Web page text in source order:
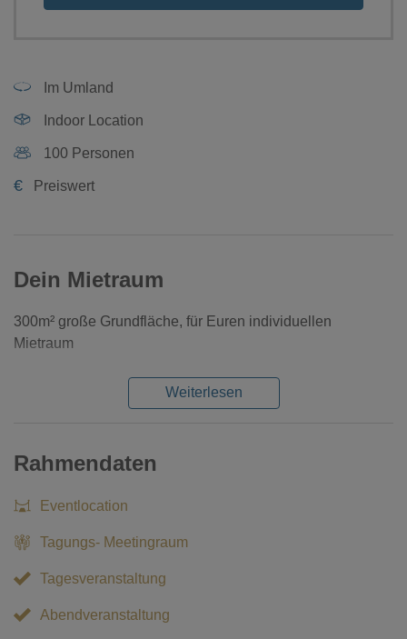
Im Umland
Indoor Location
100 Personen
€ Preiswert
Dein Mietraum
300m² große Grundfläche, für Euren individuellen
Mietraum
Weiterlesen
Rahmendaten
Eventlocation
Tagungs- Meetingraum
Tagesveranstaltung
Abendveranstaltung